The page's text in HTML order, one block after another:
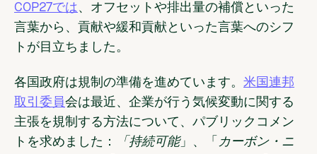
COP27では、オフセットや排出量の補償といった
言葉から、貢献や緩和貢献といった言葉へのシフ
トが目立ちました。
各国政府は規制の準備を進めています。 米国連邦
取引委員会は最近、企業が行う気候変動に関する
主張を規制する方法について、パブリックコメン
トを求めました：
「持続可能」、「 カーボン・ニ